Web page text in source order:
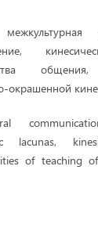
межкультурная
общения,
окрашенной
lacunas,
of teaching